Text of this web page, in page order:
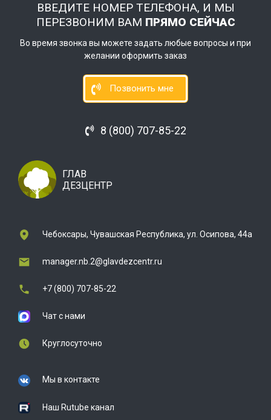
ВВЕДИТЕ НОМЕР ТЕЛЕФОНА, И МЫ
ПЕРЕЗВОНИМ ВАМ ПРЯМО СЕЙЧАС
Во время звонка вы можете задать любые вопросы и при
желании оформить заказ
Позвонить мне
8 (800) 707-85-22
ГЛАВ
ДЕЗЦЕНТР
Чебоксары, Чувашская Республика, ул. Осипова, 44а
manager.nb.2@glavdezcentr.ru
+7 (800) 707-85-22
Чат с нами
Круглосуточно
Мы в контакте
Наш Rutube канал